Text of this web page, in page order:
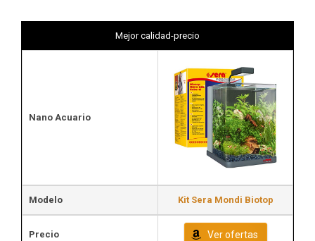
Mejor calidad-precio
Nano Acuario
Modelo Kit Sera Mondi Biotop
Precio Ver ofertas